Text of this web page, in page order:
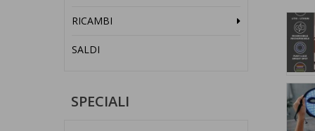
RICAMBI
SALDI
SPECIALI